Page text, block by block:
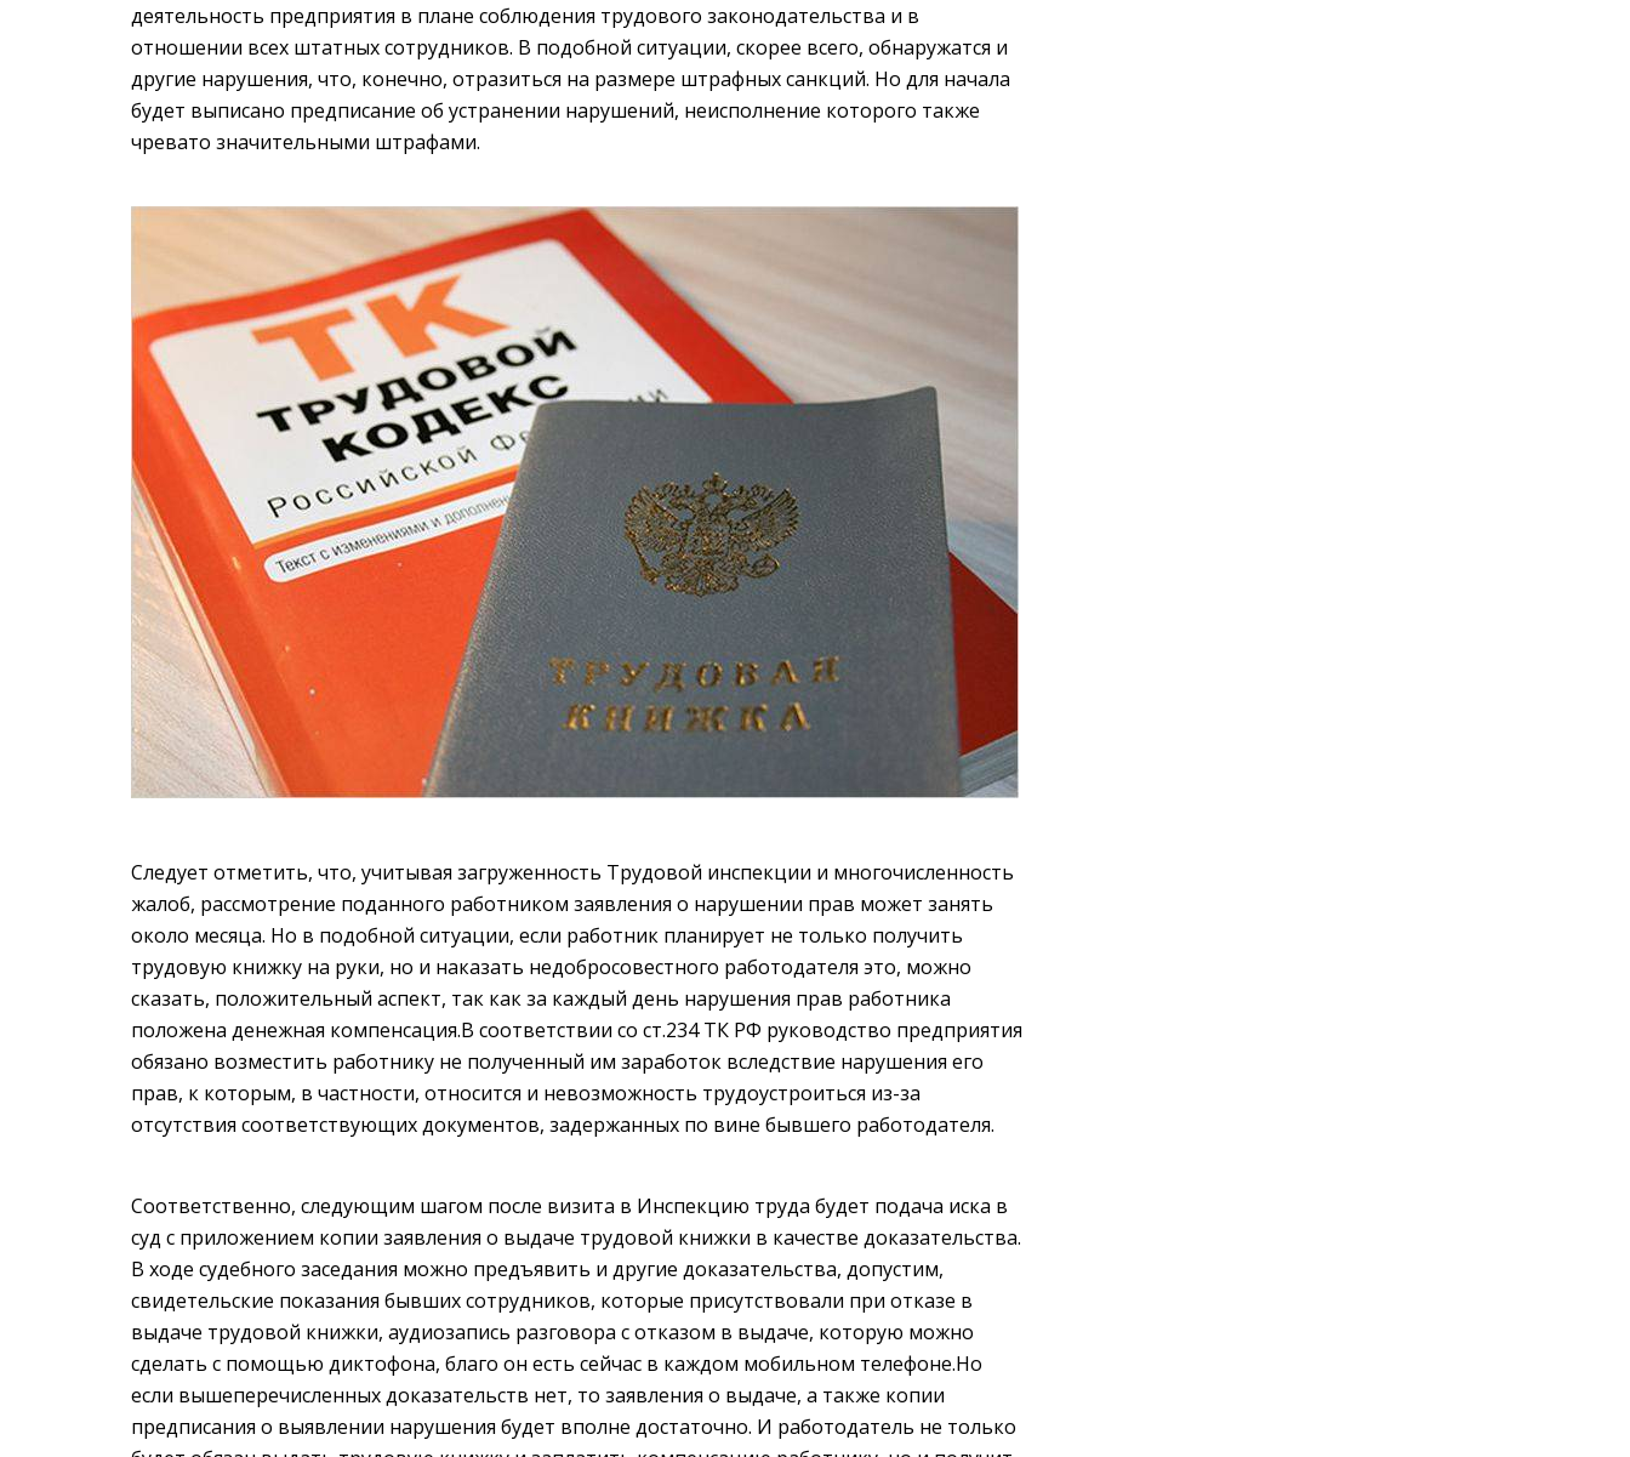
деятельность предприятия в плане соблюдения трудового законодательства и в
отношении всех штатных сотрудников. В подобной ситуации, скорее всего, обнаружатся и
другие нарушения, что, конечно, отразиться на размере штрафных санкций. Но для начала
будет выписано предписание об устранении нарушений, неисполнение которого также
чревато значительными штрафами.
Следует отметить, что, учитывая загруженность Трудовой инспекции и многочисленность
жалоб, рассмотрение поданного работником заявления о нарушении прав может занять
около месяца. Но в подобной ситуации, если работник планирует не только получить
трудовую книжку на руки, но и наказать недобросовестного работодателя это, можно
сказать, положительный аспект, так как за каждый день нарушения прав работника
положена денежная компенсация.В соответствии со ст.234 ТК РФ руководство предприятия
обязано возместить работнику не полученный им заработок вследствие нарушения его
прав, к которым, в частности, относится и невозможность трудоустроиться из-за
отсутствия соответствующих документов, задержанных по вине бывшего работодателя.
Соответственно, следующим шагом после визита в Инспекцию труда будет подача иска в
суд с приложением копии заявления о выдаче трудовой книжки в качестве доказательства.
В ходе судебного заседания можно предъявить и другие доказательства, допустим,
свидетельские показания бывших сотрудников, которые присутствовали при отказе в
выдаче трудовой книжки, аудиозапись разговора с отказом в выдаче, которую можно
сделать с помощью диктофона, благо он есть сейчас в каждом мобильном телефоне.Но
если вышеперечисленных доказательств нет, то заявления о выдаче, а также копии
предписания о выявлении нарушения будет вполне достаточно. И работодатель не только